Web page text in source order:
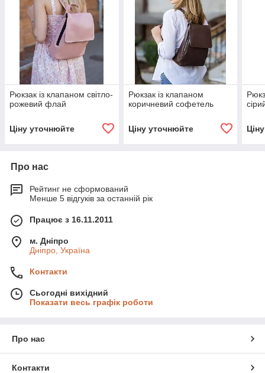
Рюкзак із клапаном світло-
рожевий флай
Ціну уточнюйте
Рюкзак із клапаном
коричневий софетель
Ціну уточнюйте
Про нас
Рейтинг не сформований
Менше 5 відгуків за останній рік
Працює з 16.11.2011
м. Дніпро
Дніпро, Україна
Контакти
Сьогодні вихідний
Показати весь графік роботи
Про нас
Контакти